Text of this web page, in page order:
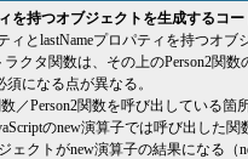
を持つオブジェクトを生成するコー
ィとlastNameプロパティを持つオ
クタ関数は、その上のPerson2関
須になる点が異なる。
／Person2関数を呼び出している
のnew演算子では呼び出した
ェクトがnew演算子の結果になる